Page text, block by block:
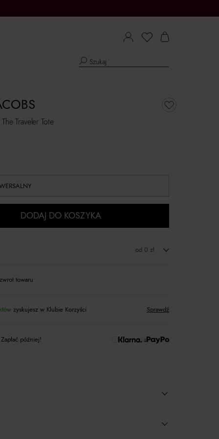
Traveler Tote
DODAJ DO KOSZYKA
od 0 zł
towaru
zyskujesz w Klubie Korzyści Sprawdź
później!